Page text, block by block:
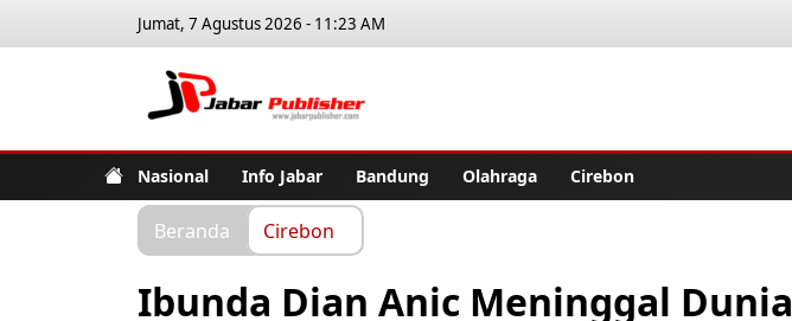
Jumat, 7 Agustus 2026 - 11:23 AM
Nasional Info Jabar Bandung Olahraga Cirebon
Beranda Cirebon
Ibunda Dian Anic Meninggal Dunia